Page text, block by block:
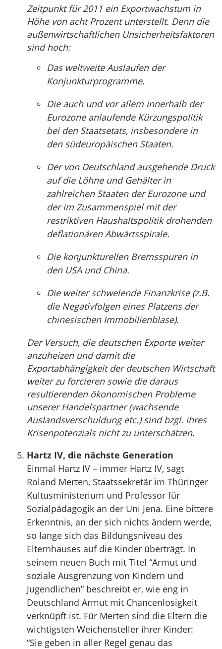
Zeitpunkt für 2011 ein Exportwachstum in
Höhe von acht Prozent unterstellt. Denn die
außenwirtschaftlichen Unsicherheitsfaktoren
sind hoch:
Das weltweite Auslaufen der
Konjunkturprogramme.
Die auch und vor allem innerhalb der
Eurozone anlaufende Kürzungspolitik
bei den Staatsetats, insbesondere in
den südeuropäischen Staaten.
Der von Deutschland ausgehende Druck
auf die Löhne und Gehälter in
zahlreichen Staaten der Eurozone und
der im Zusammenspiel mit der
restriktiven Haushaltspolitik drohenden
deflationären Abwärtsspirale.
Die konjunkturellen Bremsspuren in
den USA und China.
Die weiter schwelende Finanzkrise (z.B.
die Negativfolgen eines Platzens der
chinesischen Immobilienblase).
Der Versuch, die deutschen Exporte weiter
anzuheizen und damit die
Exportabhängigkeit der deutschen Wirtschaft
weiter zu forcieren sowie die daraus
resultierenden ökonomischen Probleme
unserer Handelspartner (wachsende
Auslandsverschuldung etc.) sind bzgl. ihres
Krisenpotenzials nicht zu unterschätzen.
Hartz IV, die nächste Generation
Einmal Hartz IV – immer Hartz IV, sagt
Roland Merten, Staatssekretär im Thüringer
Kultusministerium und Professor für
Sozialpädagogik an der Uni Jena. Eine bittere
Erkenntnis, an der sich nichts ändern werde,
so lange sich das Bildungsniveau des
Elternhauses auf die Kinder überträgt. In
seinem neuen Buch mit Titel “Armut und
soziale Ausgrenzung von Kindern und
Jugendlichen” beschreibt er, wie eng in
Deutschland Armut mit Chancenlosigkeit
verknüpft ist. Für Merten sind die Eltern die
wichtigsten Weichensteller ihrer Kinder:
“Sie geben in aller Regel genau das